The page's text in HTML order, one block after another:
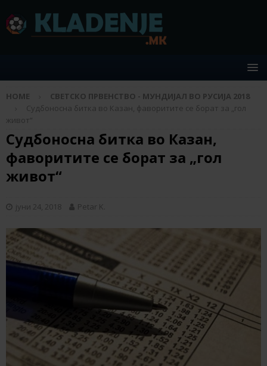
HOME
СВЕТСКО ПРВЕНСТВО - МУНДИЈАЛ ВО РУСИЈА 2018
Судбоносна битка во Казан, фаворитите се борат за „гол
живот“
Судбоносна битка во Казан,
фаворитите се борат за „гол
живот“
јуни 24, 2018 Petar K.